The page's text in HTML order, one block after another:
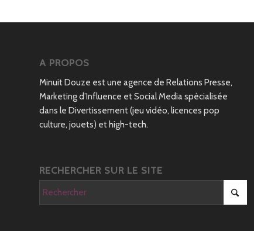
A PROPOS
Minuit Douze est une agence de Relations Presse,
Marketing d’Influence et Social Media spécialisée
dans le Divertissement (jeu vidéo, licences pop
culture, jouets) et high-tech.
RECHERCHER SUR LE SITE